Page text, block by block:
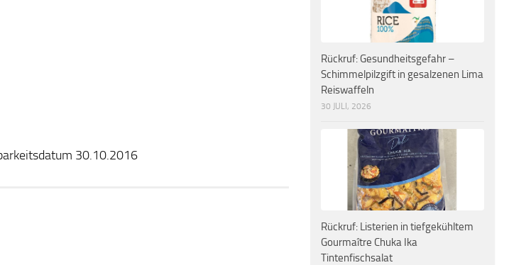
30.10.2016
Rückruf: Gesundheitsgefahr –
Schimmelpilzgift in gesalzenen Lima
Reiswaffeln
30 JULI, 2026
Rückruf: Listerien in tiefgekühltem
Gourmaître Chuka Ika
Tintenfischsalat